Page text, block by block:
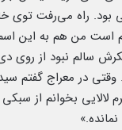
بود. راه می‌رفت توی
است من هم به این
سالم نبود از روی
در معراج گفتم
لالایی بخوانم از